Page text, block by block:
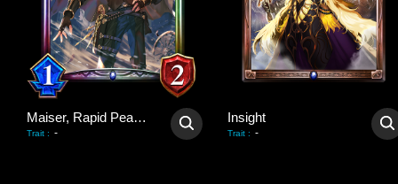
Maiser, Rapid Peacekeeper
Trait : -
Insight
Trait : -